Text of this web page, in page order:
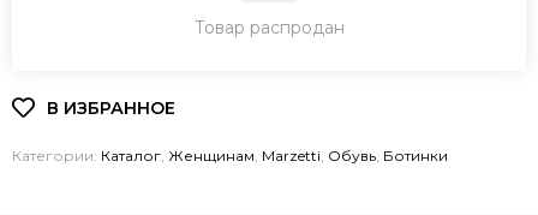
КУПИТЬ В 1 КЛИК
Товар распродан
Категории: Каталог Женщинам Marzetti Обувь Ботинки